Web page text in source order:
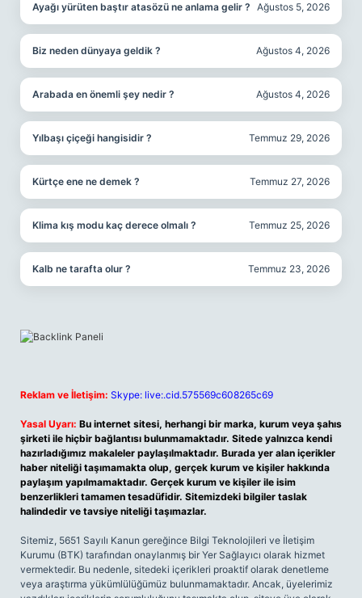
Ayağı yürüten baştır atasözü ne anlama gelir ? Ağustos 5, 2026
Biz neden dünyaya geldik ? Ağustos 4, 2026
Arabada en önemli şey nedir ? Ağustos 4, 2026
Yılbaşı çiçeği hangisidir ? Temmuz 29, 2026
Kürtçe ene ne demek ? Temmuz 27, 2026
Klima kış modu kaç derece olmalı ? Temmuz 25, 2026
Kalb ne tarafta olur ? Temmuz 23, 2026
Reklam ve İletişim: Skype: live:.cid.575569c608265c69
Yasal Uyarı: Bu internet sitesi, herhangi bir marka, kurum veya şahıs
şirketi ile hiçbir bağlantısı bulunmamaktadır. Sitede yalnızca kendi
hazırladığımız makaleler paylaşılmaktadır. Burada yer alan içerikler
haber niteliği taşımamakta olup, gerçek kurum ve kişiler hakkında
paylaşım yapılmamaktadır. Gerçek kurum ve kişiler ile isim
benzerlikleri tamamen tesadüfidir. Sitemizdeki bilgiler taslak
halindedir ve tavsiye niteliği taşımazlar.
Sitemiz, 5651 Sayılı Kanun gereğince Bilgi Teknolojileri ve İletişim
Kurumu (BTK) tarafından onaylanmış bir Yer Sağlayıcı olarak hizmet
vermektedir. Bu nedenle, sitedeki içerikleri proaktif olarak denetleme
veya araştırma yükümlülüğümüz bulunmamaktadır. Ancak, üyelerimiz